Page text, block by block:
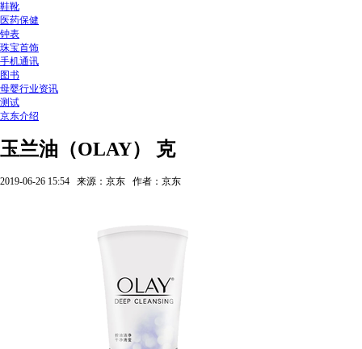
鞋靴
医药保健
钟表
珠宝首饰
手机通讯
图书
母婴行业资讯
测试
京东介绍
玉兰油（OLAY） 克
2019-06-26 15:54 来源：京东 作者：京东